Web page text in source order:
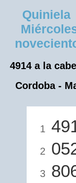
4914 a la
Cordoba -
1
2
3